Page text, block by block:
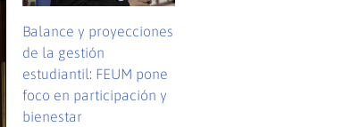
Balance y proyecciones
de la gestión
estudiantil: FEUM pone
foco en participación y
bienestar